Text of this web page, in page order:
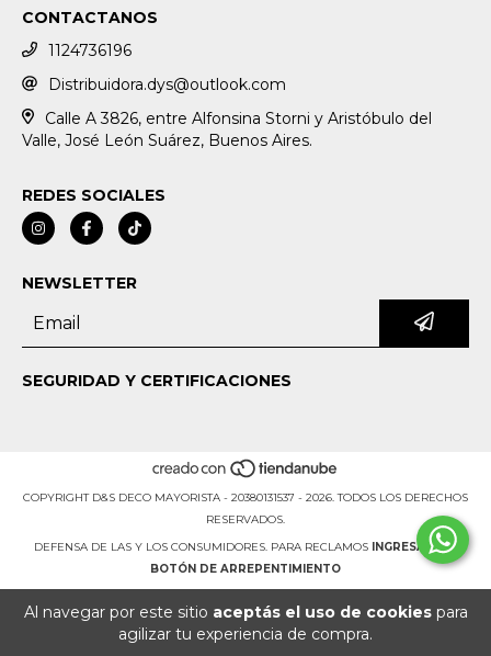
Al navegar por este sitio aceptás el uso de cookiespara
agilizar tu experiencia de compra.
CONTACTANOS
1124736196
Distribuidora.dys@outlook.com
Calle A 3826, entre Alfonsina Storni y Aristóbulo del
Valle, José León Suárez, Buenos Aires.
REDES SOCIALES
NEWSLETTER
SEGURIDAD Y CERTIFICACIONES
COPYRIGHT D&S DECO MAYORISTA - 20380131537 - 2026. TODOS LOS DERECHOS
RESERVADOS.
BOTÓN DE ARREPENTIMIENTO